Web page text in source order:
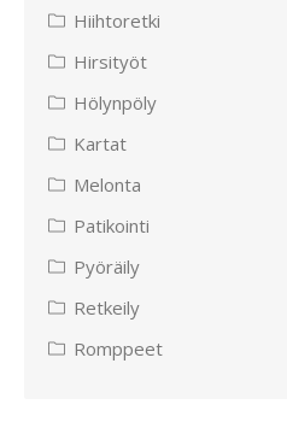
Hiihtoretki
Hirsityöt
Hölynpöly
Kartat
Melonta
Patikointi
Pyöräily
Retkeily
Romppeet